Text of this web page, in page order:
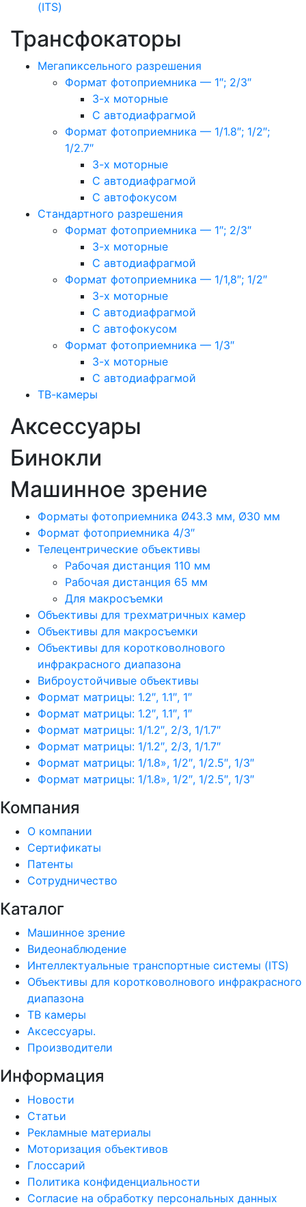
(ITS)
Трансфокаторы
Мегапиксельного разрешения
Формат фотоприемника — 1″; 2/3″
3-х моторные
С автодиафрагмой
Формат фотоприемника — 1/1.8″; 1/2″;
1/2.7″
3-х моторные
С автодиафрагмой
С автофокусом
Стандартного разрешения
Формат фотоприемника — 1″; 2/3″
3-х моторные
С автодиафрагмой
Формат фотоприемника — 1/1,8″; 1/2″
3-х моторные
С автодиафрагмой
С автофокусом
Формат фотоприемника — 1/3″
3-х моторные
С автодиафрагмой
ТВ-камеры
Аксессуары
Бинокли
Машинное зрение
Форматы фотоприемника Ø43.3 мм, Ø30 мм
Формат фотоприемника 4/3″
Телецентрические объективы
Рабочая дистанция 110 мм
Рабочая дистанция 65 мм
Для макросъемки
Объективы для трехматричных камер
Объективы для макросъемки
Объективы для коротковолнового
инфракрасного диапазона
Виброустойчивые объективы
Формат матрицы: 1.2″, 1.1″, 1″
Формат матрицы: 1.2″, 1.1″, 1″
Формат матрицы: 1/1.2″, 2/3, 1/1.7″
Формат матрицы: 1/1.2″, 2/3, 1/1.7″
Формат матрицы: 1/1.8», 1/2″, 1/2.5″, 1/3″
Формат матрицы: 1/1.8», 1/2″, 1/2.5″, 1/3″
Компания
О компании
Сертификаты
Патенты
Сотрудничество
Каталог
Машинное зрение
Видеонаблюдение
Интеллектуальные транспортные системы (ITS)
Объективы для коротковолнового инфракрасного
диапазона
ТВ камеры
Аксессуары.
Производители
Информация
Новости
Статьи
Рекламные материалы
Моторизация объективов
Глоссарий
Политика конфиденциальности
Согласие на обработку персональных данных